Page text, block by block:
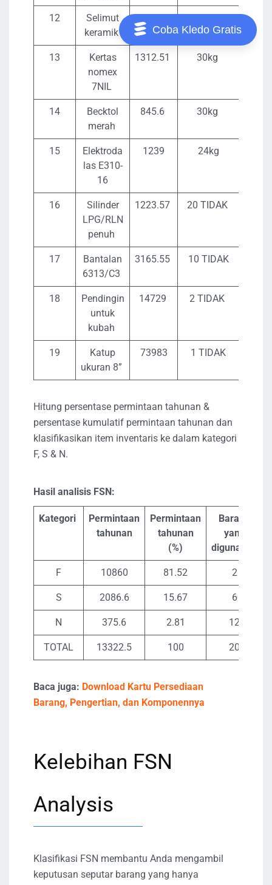
12
Selimut
keramik
13
Kertas
nomex
7NIL
1312.51 30kg
14
Becktol
merah
845.6 30kg
15
Elektroda
las E310-
16
1239 24kg
16
Silinder
LPG/RLN
penuh
1223.57 20 TIDAK
17
Bantalan
6313/C3
3165.55 10 TIDAK
18
Pendingin
untuk
kubah
14729 2 TIDAK
19
Katup
ukuran 8”
73983 1 TIDAK
Hitung persentase permintaan tahunan &
persentase kumulatif permintaan tahunan dan
klasifikasikan item inventaris ke dalam kategori
F, S & N.
Hasil analisis FSN:
Kategori
Permintaan
tahunan
Permintaan
tahunan
(%)
Barang
yang
digunakan
F 10860 81.52 2
S 2086.6 15.67 6
N 375.6 2.81 12
TOTAL 13322.5 100 20
Baca juga: Download Kartu Persediaan
Barang, Pengertian, dan Komponennya
Kelebihan FSN
Analysis
Klasifikasi FSN membantu Anda mengambil
keputusan seputar barang yang hanya
Coba Kledo Gratis